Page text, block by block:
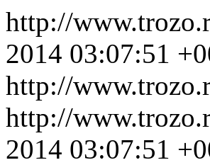
http://
2014 03:07:51
http://
http://
2014 03:07:51